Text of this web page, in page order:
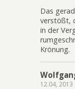
Das
verstößt,
in der
Krönung.
12.04, 2013